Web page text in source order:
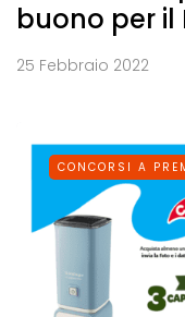
buono per il
25 Febbraio 2022
CONCORSI A